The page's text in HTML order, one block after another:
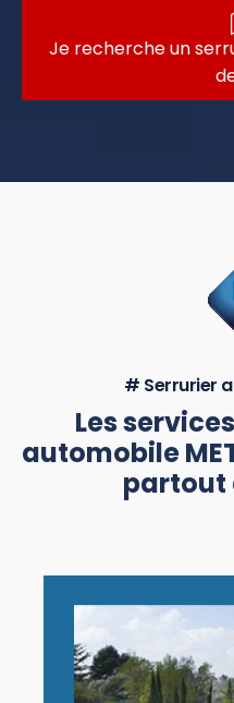
Je recherche un
# Serrurier
Les
automobile
partout